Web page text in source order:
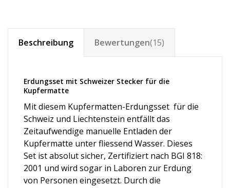
Beschreibung Bewertungen(15)
Erdungsset mit Schweizer Stecker für die
Kupfermatte
Mit diesem Kupfermatten-Erdungsset für die
Schweiz und Liechtenstein entfällt das
Zeitaufwendige manuelle Entladen der
Kupfermatte unter fliessend Wasser. Dieses
Set ist absolut sicher, Zertifiziert nach BGI 818:
2001 und wird sogar in Laboren zur Erdung
von Personen eingesetzt. Durch die